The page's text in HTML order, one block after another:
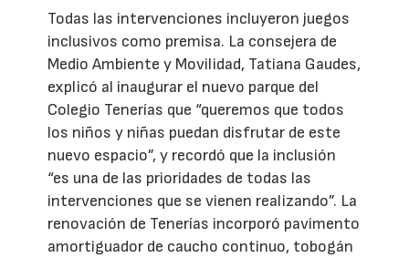
Todas las intervenciones incluyeron juegos
inclusivos como premisa. La consejera de
Medio Ambiente y Movilidad, Tatiana Gaudes,
explicó al inaugurar el nuevo parque del
Colegio Tenerías que “queremos que todos
los niños y niñas puedan disfrutar de este
nuevo espacio”, y recordó que la inclusión
“es una de las prioridades de todas las
intervenciones que se vienen realizando”. La
renovación de Tenerías incorporó pavimento
amortiguador de caucho continuo, tobogán